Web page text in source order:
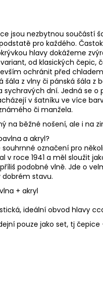
jsou nezbytnou součástí
pro každého.
hlavy dokážeme
od klasických čepic,
ochránit před
šála z vlny či pánská šála
sychravých dní. Jedná se o
v šatníku ve více
či manžela.
na běžné nošení, ale i na
a akryl?
souhrnné označení pro
v roce 1941 a měl sloužit
podobné vlně. Jde o
dobrém stavu.
+ akryl
ideální obvod hlavy
pouze jako set, tj